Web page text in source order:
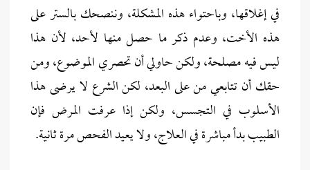
في إغلاقها، وباحتواء هذه المشكلة، وننصحك بالستر على
هذه الأخت، وعدم ذكر ما حصل منها لأحد، لأن هذا
ليس فيه مصلحة، ولكن حاولي أن تحصري الموضوع، ومن
حقك أن تتابعي من على البعد، لكن الشرع لا يرضى هذا
الأسلوب في التجسس، ولكن إذا عرفت المرض فإن
الطبيب بدأ مباشرة في العلاج، ولا يعيد الفحص مرة ثانية.